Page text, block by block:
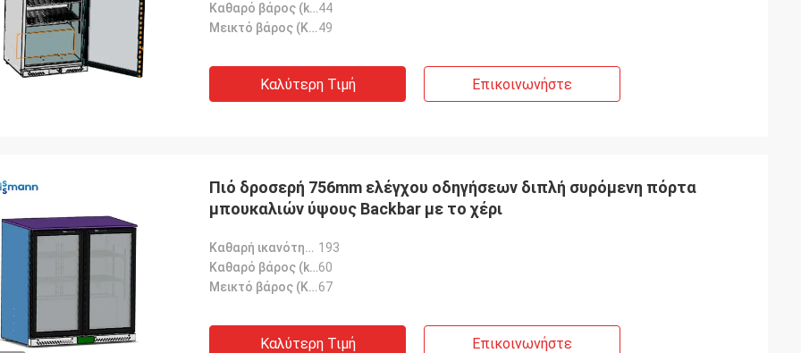
Καθαρό βάρος (kg):44
Μεικτό βάρος (KG):49
Καλύτερη Τιμή Επικοινωνήστε
Πιό δροσερή 756mm ελέγχου οδηγήσεων διπλή συρόμενη πόρτα
μπουκαλιών ύψους Backbar με το χέρι
Καθαρή ικανότητα (λ): 193
Καθαρό βάρος (kg):60
Μεικτό βάρος (KG):67
Καλύτερη Τιμή Επικοινωνήστε